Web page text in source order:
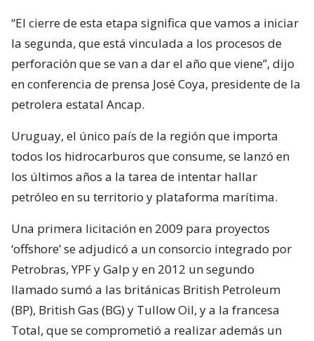
“El cierre de esta etapa significa que vamos a iniciar
la segunda, que está vinculada a los procesos de
perforación que se van a dar el año que viene”, dijo
en conferencia de prensa José Coya, presidente de la
petrolera estatal Ancap.
Uruguay, el único país de la región que importa
todos los hidrocarburos que consume, se lanzó en
los últimos años a la tarea de intentar hallar
petróleo en su territorio y plataforma marítima.
Una primera licitación en 2009 para proyectos
‘offshore’ se adjudicó a un consorcio integrado por
Petrobras, YPF y Galp y en 2012 un segundo
llamado sumó a las británicas British Petroleum
(BP), British Gas (BG) y Tullow Oil, y a la francesa
Total, que se comprometió a realizar además un